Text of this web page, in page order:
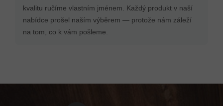
kvalitu ručíme vlastním jménem. Každý produkt v naší
nabídce prošel naším výběrem — protože nám záleží
na tom, co k vám pošleme.